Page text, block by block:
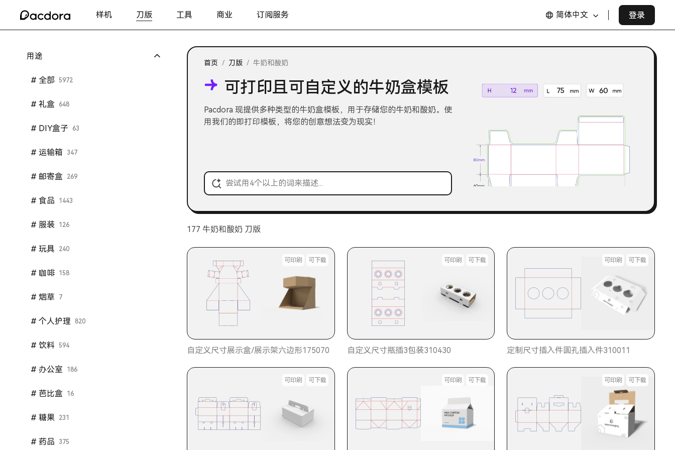
样机 刀版 工具 商业 订阅服务 简体中文 登录
用途
# 全部 5972
# 礼盒 648
# DIY盒子 63
# 运输箱 347
# 邮寄盒 269
# 食品 1443
# 服装 126
# 玩具 240
# 咖啡 158
# 烟草 7
# 个人护理 820
# 饮料 594
# 办公室 186
# 芭比盒 16
# 糖果 231
# 药品 375
首页 / 刀版 / 牛奶和酸奶
可打印且可自定义的牛奶盒模板
Pacdora 现提供多种类型的牛奶盒模板，用于存储您的牛奶和酸奶。使
用我们的即打印模板，将您的创意想法变为现实！
尝试用4个以上的词来描述...
177 牛奶和酸奶 刀版
可印刷 可下载
自定义尺寸展示盒/展示架六边形175070
可印刷 可下载
自定义尺寸瓶插3包装310430
可印刷 可下载
定制尺寸插入件圆孔插入件310011
可印刷 可下载 可印刷 可下载 可印刷 可下载